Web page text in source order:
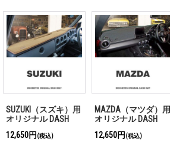
SUZUKI（スズキ）用
オリジナル DASH
ト)
12,650円 (税込)
MAZDA（マツダ）用
オリジナル DASH
ト)
12,650円 (税込)